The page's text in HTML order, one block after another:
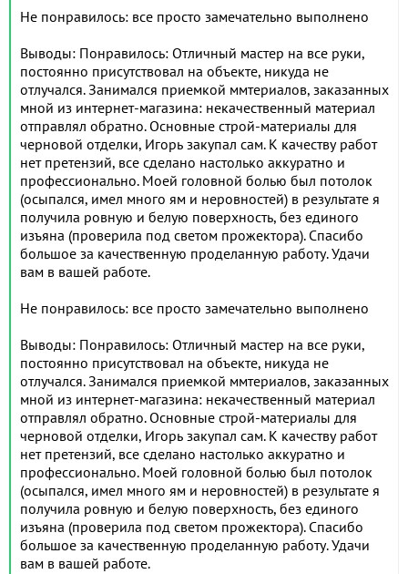
Не понравилось: все просто замечательно выполнено
Выводы: Понравилось: Отличный мастер на все руки,
постоянно присутствовал на объекте, никуда не
отлучался. Занимался приемкой ммтериалов, заказанных
мной из интернет-магазина: некачественный материал
отправлял обратно. Основные строй-материалы для
черновой отделки, Игорь закупал сам. К качеству работ
нет претензий, все сделано настолько аккуратно и
профессионально. Моей головной болью был потолок
(осыпался, имел много ям и неровностей) в результате я
получила ровную и белую поверхность, без единого
изъяна (проверила под светом прожектора). Спасибо
большое за качественную проделанную работу. Удачи
вам в вашей работе.
Не понравилось: все просто замечательно выполнено
Выводы: Понравилось: Отличный мастер на все руки,
постоянно присутствовал на объекте, никуда не
отлучался. Занимался приемкой ммтериалов, заказанных
мной из интернет-магазина: некачественный материал
отправлял обратно. Основные строй-материалы для
черновой отделки, Игорь закупал сам. К качеству работ
нет претензий, все сделано настолько аккуратно и
профессионально. Моей головной болью был потолок
(осыпался, имел много ям и неровностей) в результате я
получила ровную и белую поверхность, без единого
изъяна (проверила под светом прожектора). Спасибо
большое за качественную проделанную работу. Удачи
вам в вашей работе.